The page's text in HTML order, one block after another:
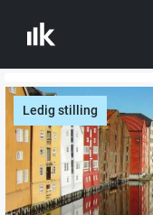
Ledig stilling